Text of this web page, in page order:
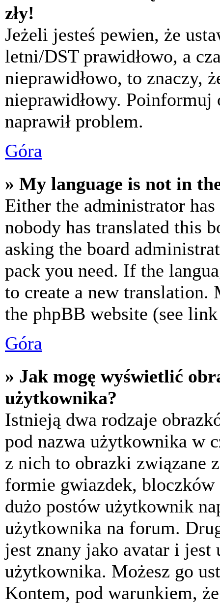
zły!
Jeżeli jesteś pewien, że
letni/DST prawidłowo, a
nieprawidłowo, to znaczy,
nieprawidłowy.
naprawił problem.
Góra
» My language is not in
Either the administrator
nobody has translated this
asking the board
pack you need. If the
to create a new
the phpBB website (see
Góra
» Jak mogę wyświetlić
użytkownika?
Istnieją dwa rodzaje
pod nazwa użytkownika w
z nich to obrazki związane
formie gwiazdek,
dużo postów użytkownik
użytkownika na forum.
jest znany jako avatar i jest
użytkownika. Możesz go
Kontem, pod warunkiem,